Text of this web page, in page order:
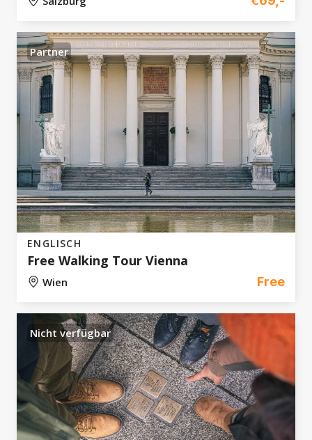
Partner
ENGLISCH
Free Walking Tour Vienna
Wien Free
Nicht verfügbar